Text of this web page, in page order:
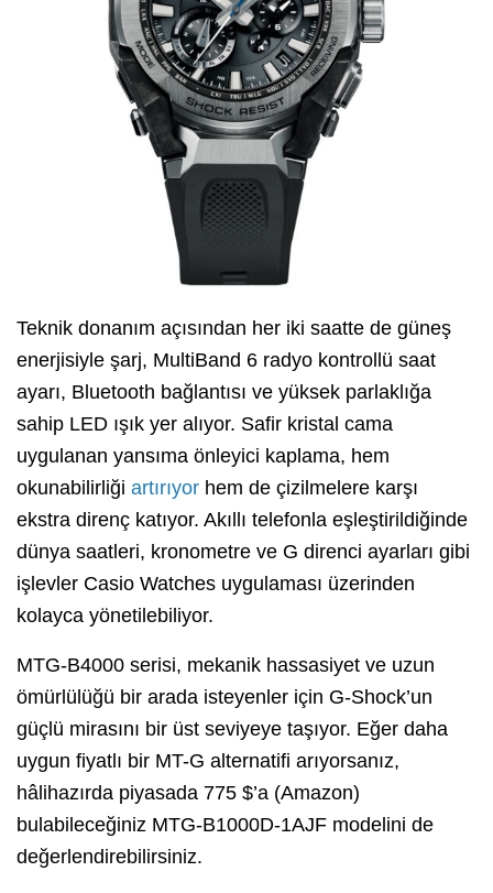
Teknik donanım açısından her iki saatte de güneş
enerjisiyle şarj, MultiBand 6 radyo kontrollü saat
ayarı, Bluetooth bağlantısı ve yüksek parlaklığa
sahip LED ışık yer alıyor. Safir kristal cama
uygulanan yansıma önleyici kaplama, hem
okunabilirliği artırıyor hem de çizilmelere karşı
ekstra direnç katıyor. Akıllı telefonla eşleştirildiğinde
dünya saatleri, kronometre ve G direnci ayarları gibi
işlevler Casio Watches uygulaması üzerinden
kolayca yönetilebiliyor.
MTG-B4000 serisi, mekanik hassasiyet ve uzun
ömürlülüğü bir arada isteyenler için G-Shock’un
güçlü mirasını bir üst seviyeye taşıyor. Eğer daha
uygun fiyatlı bir MT-G alternatifi arıyorsanız,
hâlihazırda piyasada 775 $’a (Amazon)
bulabileceğiniz MTG-B1000D-1AJF modelini de
değerlendirebilirsiniz.